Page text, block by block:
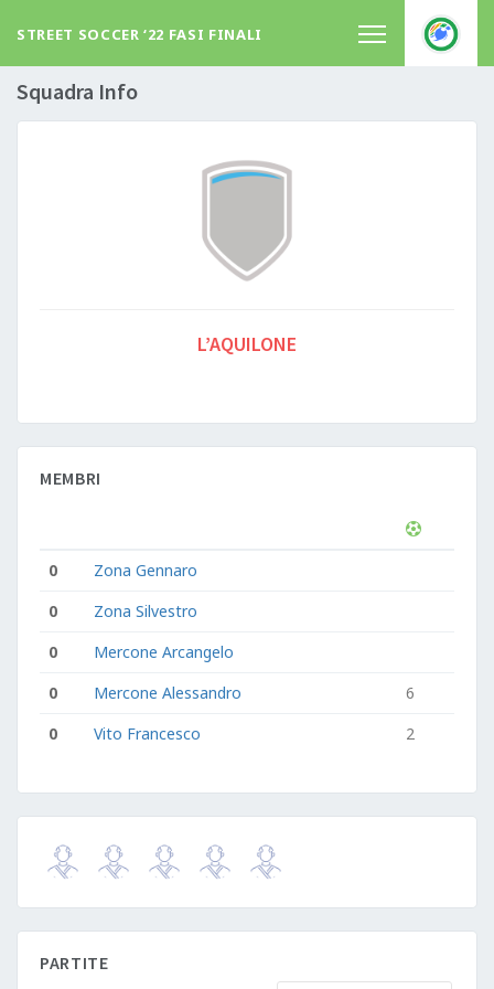
STREET SOCCER ‘22 FASI FINALI
Squadra Info
L’AQUILONE
MEMBRI
0
Zona Gennaro
0
Zona Silvestro
0
Mercone Arcangelo
0
Mercone Alessandro
6
0
Vito Francesco 2
PARTITE